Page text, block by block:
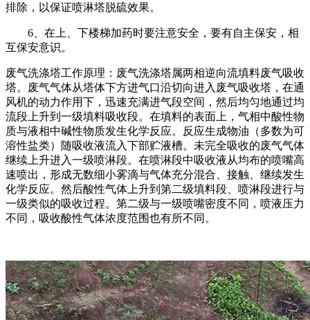
排除，以保证喷淋塔脱硫效果。
6、在上、下楼梯加药时要注意安全，要有自主保安，相
互保安意识。
废气洗涤塔工作原理：废气洗涤塔属两相逆向流填料废气吸收
塔。废气气体从塔体下方进气口沿切向进入废气吸收塔，在通
风机的动力作用下，迅速充满进气段空间，然后均匀地通过均
流段上升到一级填料吸收段。在填料的表面上，气相中酸性物
质与液相中碱性物质发生化学反应。反应生成物油（多数为可
溶性盐类）随吸收液流入下部贮液槽。未完全吸收的废气气体
继续上升进入一级喷淋段。在喷淋段中吸收液从均布的喷嘴高
速喷出，形成无数细小雾滴与气体充分混合、接触、继续发生
化学反应。然后酸性气体上升到第二级填料段、喷淋段进行与
一级类似的吸收过程。第二级与一级喷嘴密度不同，喷液压力
不同，吸收酸性气体浓度范围也有所不同。